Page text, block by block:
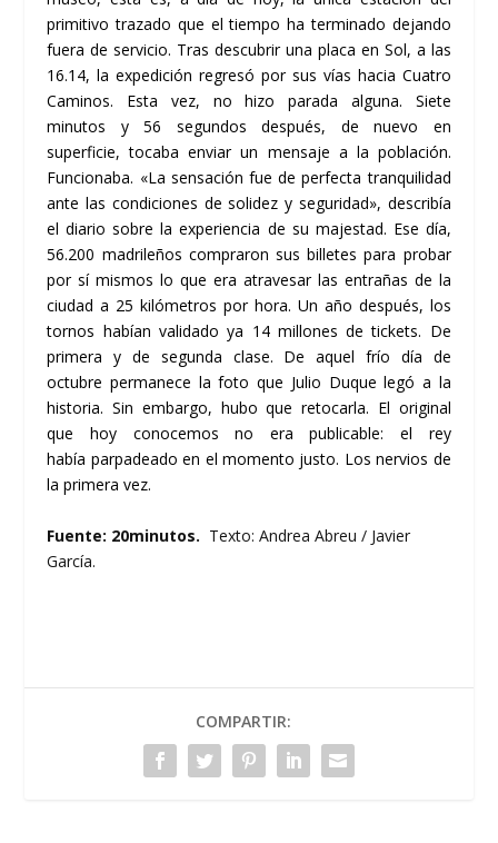
primitivo trazado que el tiempo ha terminado dejando
fuera de servicio. Tras descubrir una placa en Sol, a las
16.14, la expedición regresó por sus vías hacia Cuatro
Caminos. Esta vez, no hizo parada alguna. Siete
minutos y 56 segundos después, de nuevo en
superficie, tocaba enviar un mensaje a la población.
Funcionaba. «La sensación fue de perfecta tranquilidad
ante las condiciones de solidez y seguridad», describía
el diario sobre la experiencia de su majestad. Ese día,
56.200 madrileños compraron sus billetes para probar
por sí mismos lo que era atravesar las entrañas de la
ciudad a 25 kilómetros por hora. Un año después, los
tornos habían validado ya 14 millones de tickets. De
primera y de segunda clase. De aquel frío día de
octubre permanece la foto que Julio Duque legó a la
historia. Sin embargo, hubo que retocarla. El original
que hoy conocemos no era publicable: el rey
había parpadeado en el momento justo. Los nervios de
la primera vez.
Fuente: 20minutos. Texto: Andrea Abreu / Javier
García.
COMPARTIR: